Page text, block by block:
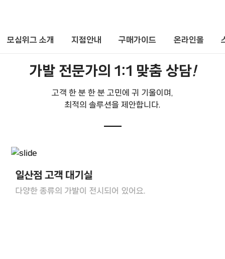
모심위그 소개 지점안내 구매가이드 온라인몰
가발 전문가의 1:1 맞춤 상담!
고객 한 분 한 분 고민에 귀 기울이며,
최적의 솔루션을 제안합니다.
일산점 고객 대기실
다양한 종류의 가발이 전시되어 있어요.